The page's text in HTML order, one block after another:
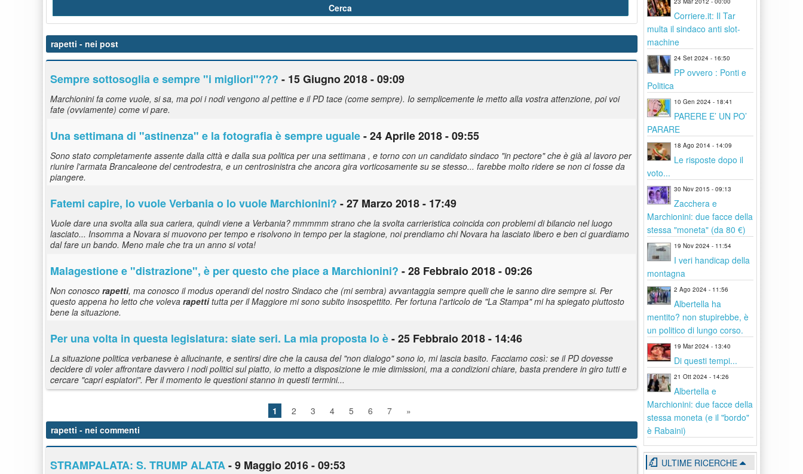
rapetti - nei post
Sempre sottosoglia e sempre "i migliori"??? - 15 Giugno 2018 - 09:09
Marchionini fa come vuole, si sa, ma poi i nodi vengono al pettine e il PD tace (come sempre). Io semplicemente le metto alla vostra attenzione, poi voi
fate (ovviamente) come vi pare.
Una settimana di "astinenza" e la fotografia è sempre uguale- 24 Aprile 2018 - 09:55
Sono stato completamente assente dalla città e dalla sua politica per una settimana , e torno con un candidato sindaco "in pectore" che è già al lavoro per
riunire l'armata Brancaleone del centrodestra, e un centrosinistra che ancora gira vorticosamente su se stesso... farebbe molto ridere se non ci fosse da
piangere.
Fatemi capire, lo vuole Verbania o lo vuole Marchionini? - 27 Marzo 2018 - 17:49
Vuole dare una svolta alla sua cariera, quindi viene a Verbania? mmmmm strano che la svolta carrieristica coincida con problemi di bilancio nel luogo
lasciato... Insomma a Novara si muovono per tempo e risolvono in tempo per la stagione, noi prendiamo chi Novara ha lasciato libero e ben ci guardiamo
dal fare un bando. Meno male che tra un anno si vota!
Malagestione e "distrazione", è per questo che piace a Marchionini? - 28 Febbraio 2018 - 09:26
Non conosco rapetti, ma conosco il modus operandi del nostro Sindaco che (mi sembra) avvantaggia sempre quelli che le sanno dire sempre si. Per
questo appena ho letto che voleva rapettitutta per il Maggiore mi sono subito insospettito. Per fortuna l'articolo de "La Stampa" mi ha spiegato piuttosto
bene la situazione.
Per una volta in questa legislatura: siate seri. La mia proposta lo è- 25 Febbraio 2018 - 14:46
La situazione politica verbanese è allucinante, e sentirsi dire che la causa del "non dialogo" sono io, mi lascia basito. Facciamo così: se il PD dovesse
decidere di voler affrontare davvero i nodi politici sul piatto, io metto a disposizione le mie dimissioni, ma a condizioni chiare, basta prendere in giro tutti e
cercare "capri espiatori". Per il momento le questioni stanno in questi termini...
1 2 3 4 5 6 7
»
rapetti - nei commenti
STRAMPALATA: S. TRUMP ALATA- 9 Maggio 2016 - 09:53
Corriere.it: Il Tar
multa il sindaco anti slot-
machine
24 Set 2024 - 16:50
PP ovvero : Ponti e
Politica
10 Gen 2024 - 18:41
PARERE E’ UN PO’
PARARE
18 Ago 2014 - 14:09
Le risposte dopo il
voto...
30 Nov 2015 - 09:13
Zacchera e
Marchionini: due facce della
stessa "moneta" (da 80 €)
19 Nov 2024 - 11:54
I veri handicap della
montagna
2 Ago 2024 - 11:56
Albertella ha
mentito? non stupirebbe, è
un politico di lungo corso.
19 Mar 2024 - 13:40
Di questi tempi...
21 Ott 2024 - 14:26
Albertella e
Marchionini: due facce della
stessa moneta (e il "bordo"
è Rabaini)
ULTIME RICERCHE